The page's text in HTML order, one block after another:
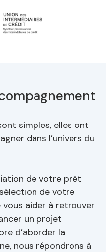
simples, elles ont
dans l’univers du
de votre prêt
de votre
vous aider à retrouver
un projet
d’aborder la
nous répondrons à